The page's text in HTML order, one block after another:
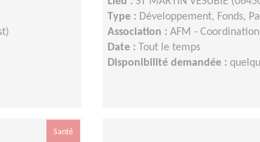
Type : Développement, Fonds,
Association : AFM -
Date :
Tout le temps
Disponibilité demandée :
Santé